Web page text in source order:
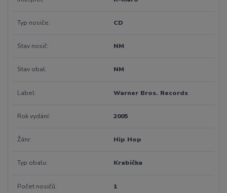
Typ nosiče CD
Stav nosič NM
Stav obal NM
Label Warner Bros. Records
Rok vydání 2005
Žánr Hip Hop
Typ obalu Krabička
Počet nosičů 1